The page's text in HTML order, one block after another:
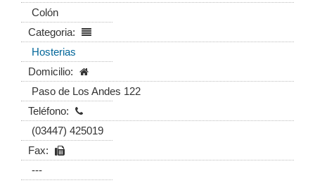
Colón
Categoria:
Hosterias
Domicilio:
Paso de Los Andes 122
Teléfono:
(03447) 425019
Fax:
---